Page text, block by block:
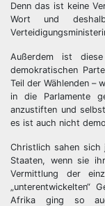
Denn das ist keine
Wort und
Außerdem ist
demokratischen
Teil der Wählenden –
in die Parlamente
anzustiften und
es ist auch nicht
Christlich sahen sich
Staaten, wenn sie
Vermittlung der
„unterentwickelten“
Afrika ging so